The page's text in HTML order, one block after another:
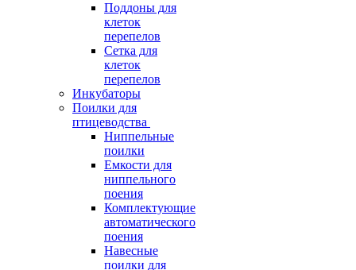
Поддоны для
клеток
перепелов
Сетка для
клеток
перепелов
Инкубаторы
Поилки для
птицеводства
Ниппельные
поилки
Емкости для
ниппельного
поения
Комплектующие
автоматического
поения
Навесные
поилки для